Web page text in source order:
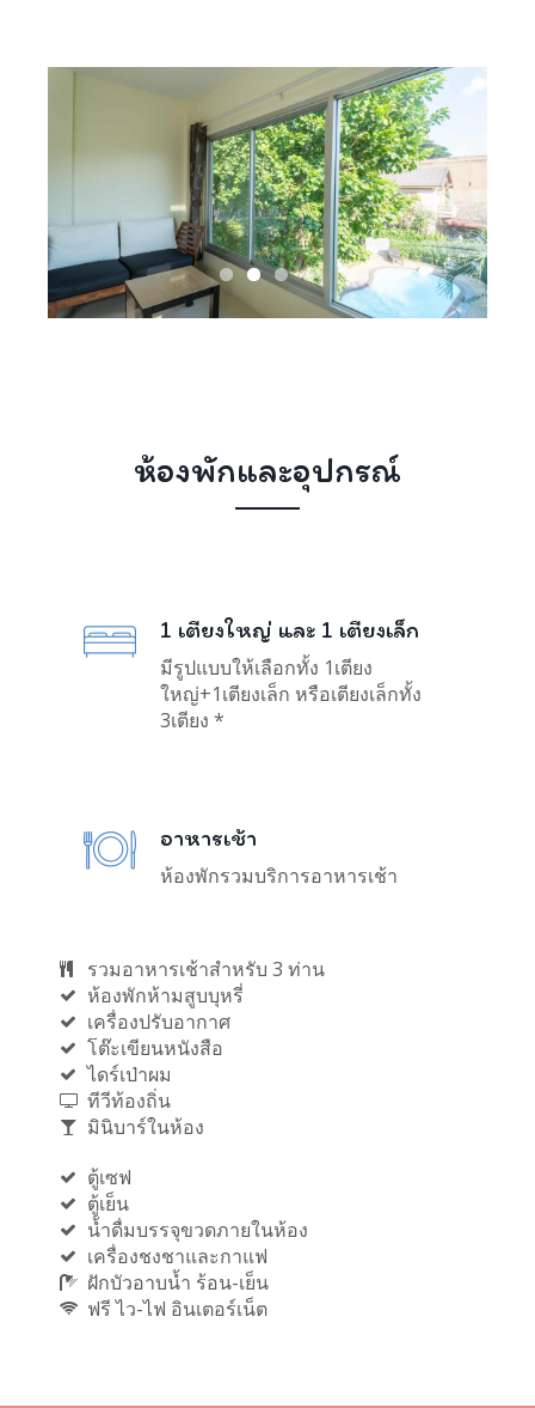
ห้องพักและอุปกรณ์
1 เตียงใหญ่ และ 1 เตียงเล็ก
มีรูปแบบให้เลือกทั้ง 1เตียง
ใหญ่+1เตียงเล็ก หรือเตียงเล็กทั้ง
3เตียง *
อาหารเช้า
ห้องพักรวมบริการอาหารเช้า
รวมอาหารเช้าสำหรับ 3 ท่าน
ห้องพักห้ามสูบบุหรี่
เครื่องปรับอากาศ
โต๊ะเขียนหนังสือ
ไดร์เป่าผม
ทีวีท้องถิ่น
มินิบาร์ในห้อง
ตู้เซฟ
ตู้เย็น
น้ำดื่มบรรจุขวดภายในห้อง
เครื่องชงชาและกาแฟ
ฝักบัวอาบน้ำ ร้อน-เย็น
ฟรี ไว-ไฟ อินเตอร์เน็ต